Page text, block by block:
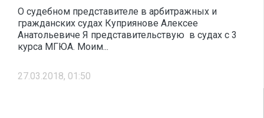
О судебном представителе в арбитражных и
гражданских судах Куприянове Алексее
Анатольевиче Я представительствую в судах с 3
курса МГЮА. Моим...
27.03.2018, 01:50